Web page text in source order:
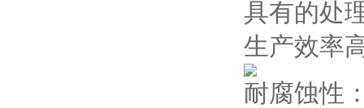
具有的处
生产效率
耐腐蚀性